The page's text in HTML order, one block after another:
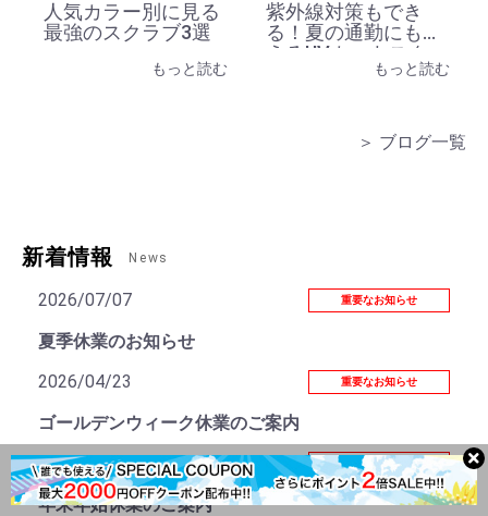
人気カラー別に見る
最強のスクラブ3選
もっと読む
紫外線対策もでき
る！夏の通勤にも使
えるUVカットスク
もっと読む
＞ ブログ一覧
新着情報 News
2026/07/07 重要なお知らせ
夏季休業のお知らせ
2026/04/23
重要なお知らせ
ゴールデンウィーク休業のご案内
2025/11/04
重要なお知らせ
年末年始休業のご案内